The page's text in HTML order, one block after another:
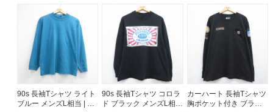
90s 長袖Tシャツ ライト
ブルー メンズL相当 | 古
90s 長袖Tシャツ コロラ
ド ブラック メンズL相当
カーハート 長袖Tシャツ
胸ポケット付き ブラッ